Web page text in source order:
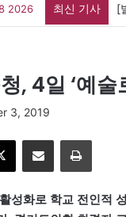
2026 최신 기사 [
, 4일 ‘예
3, 2019
이메일
성화로 학교 전인적